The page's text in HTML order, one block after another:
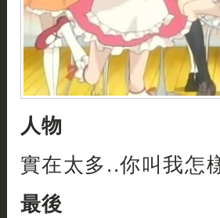
人物
實在太多..你叫我怎
最後